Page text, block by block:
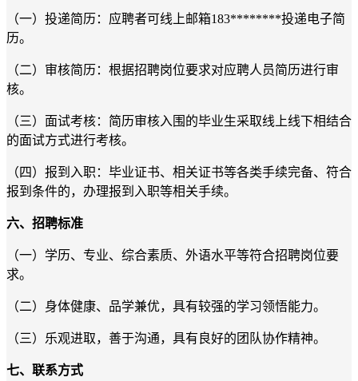
（一）投递简历：应聘者可线上邮箱183********投递电子简
历。
（二）审核简历：根据招聘岗位要求对应聘人员简历进行审
核。
（三）面试考核：简历审核入围的毕业生采取线上线下相结合
的面试方式进行考核。
（四）报到入职：毕业证书、相关证书等各类手续完备、符合
报到条件的，办理报到入职等相关手续。
六、招聘标准
（一）学历、专业、综合素质、外语水平等符合招聘岗位要
求。
（二）身体健康、品学兼优，具有较强的学习领悟能力。
（三）乐观进取，善于沟通，具有良好的团队协作精神。
七、联系方式